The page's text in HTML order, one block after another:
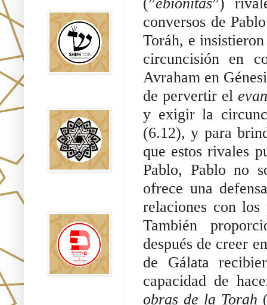
conversos de
Toráh, e
circuncisión en
Avraham en
de pervertir el
y exigir la
(6.12), y para
que estos rivales
Pablo, Pablo no
ofrece una
relaciones con
También
después de creer
de Gálata
obras de la Torah